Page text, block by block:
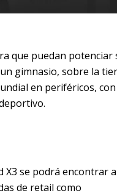
que puedan potenciar
gimnasio, sobre la
en periféricos,
X3 se podrá encontrar a
de retail como